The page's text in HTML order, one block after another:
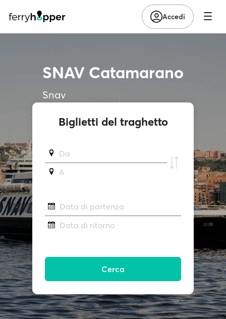
Accedi
SNAV Catamarano
Snav
Biglietti del traghetto
Da
A
Data di partenza
Data di ritorno
Cerca